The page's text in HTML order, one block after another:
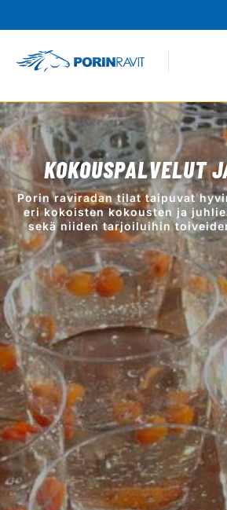
isot ja pienet
Porin Raviradalla
KOKOUSPALVELUT
Porin raviradan tilat taipuvat
eri kokoisten kokousten ja
sekä niiden tarjoiluihin